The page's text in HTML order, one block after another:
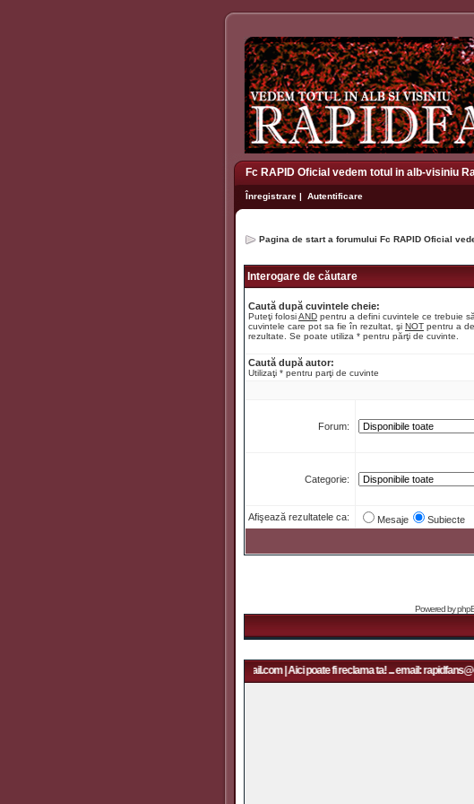
Fc RAPID Oficial vedem totul in alb-visiniu
Înregistrare | Autentificare
Pagina de start a forumului Fc RAPID Oficial
Interogare de căutare
Caută după cuvintele cheie:
Puteţi folosiAND pentru a defini cuvintele ce trebuie
cuvintele care pot sa fie în rezultat, şi NOT pentru a
rezultate. Se poate utiliza * pentru părţi de cuvinte.
Caută după autor:
Utilizaţi * pentru parţi de cuvinte
Forum:
Categorie:
Afişează rezultatele ca:
Mesaje Subiecte
Powered by
Aici poate fi reclama ta! ... email: rapidfans@gmail.com | Aici poate fi reclama ta! ... email: